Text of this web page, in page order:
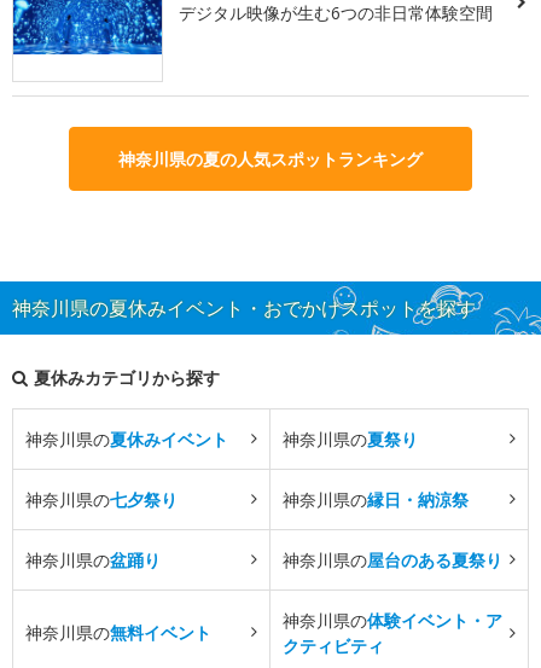
デジタル映像が生む6つの非日常体験空間
神奈川県の夏の人気スポットランキング
神奈川県の夏休みイベント・おでかけスポットを探す
夏休みカテゴリから探す
神奈川県の夏休みイベント 神奈川県の夏祭り
神奈川県の七夕祭り 神奈川県の縁日・納涼祭
神奈川県の盆踊り 神奈川県の屋台のある夏祭り
神奈川県の無料イベント
神奈川県の体験イベント・ア
クティビティ